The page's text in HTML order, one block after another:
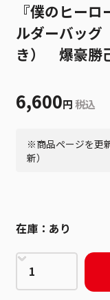
『僕のヒー
ルダーバッ
き） 爆豪勝
6,600円 税込
※商品ページを更
新）
在庫： あり